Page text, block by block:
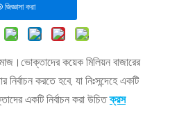
জিজ্ঞাসা করা
কয়েক মিলিয়ন বাজারের
করতে হবে, যা নিঃসন্দেহে একটি
একটি নির্বাচন করা উচিতক্রস